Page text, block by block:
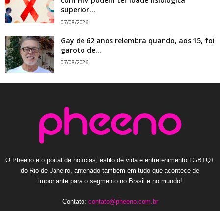
superior...
07/08/2026
Gay de 62 anos relembra quando, aos 15, foi
garoto de...
07/08/2026
O Pheeno é o portal de notícias, estilo de vida e entretenimento LGBTQ+
do Rio de Janeiro, antenado também em tudo que acontece de
importante para o segmento no Brasil e no mundo!
Contato: contato@pheeno.com.br